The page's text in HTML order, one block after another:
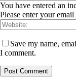
You have entered an
Please enter your email
Save my name,
I comment.